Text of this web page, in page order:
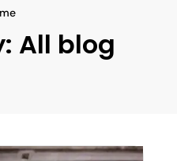
All blog